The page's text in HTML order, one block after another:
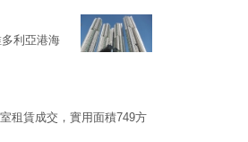
利亞港海
租賃成交，實用面積749方